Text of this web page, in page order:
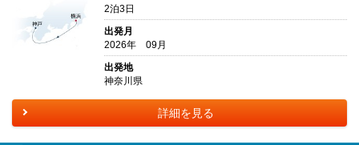
2泊3日
出発月
2026年 09月
出発地
神奈川県
詳細を見る